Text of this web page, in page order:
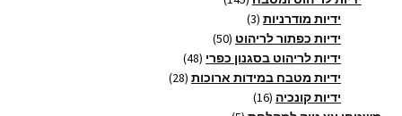
ידיות מודרניות 3
3
מוצריםידיות כפתור לריהוט 50
50
מוצריםידיות לריהוט בסגנון כפרי 48
48
מוצרים ידיות מטבח במידות ארוכות 28
28
ידיות קונכיה 16
16